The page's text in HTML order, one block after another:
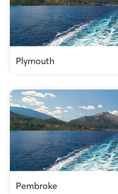
Plymouth
Pembroke